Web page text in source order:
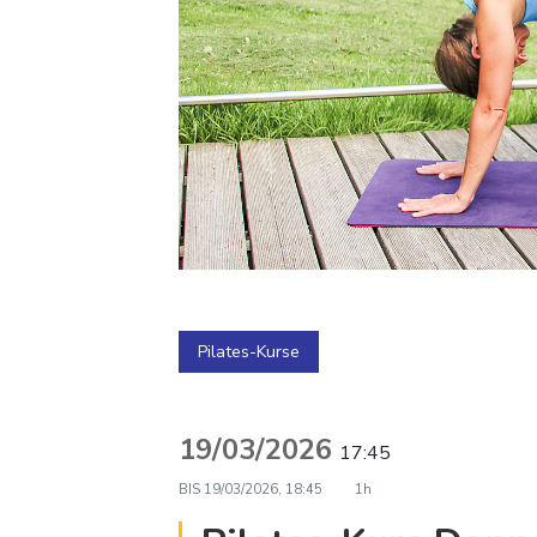
Pilates-Kurse
19/03/2026 17:45
BIS 19/03/2026, 18:45 1h